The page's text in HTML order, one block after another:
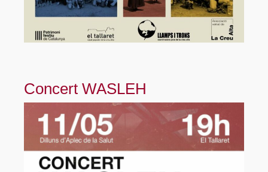
Concert WASLEH